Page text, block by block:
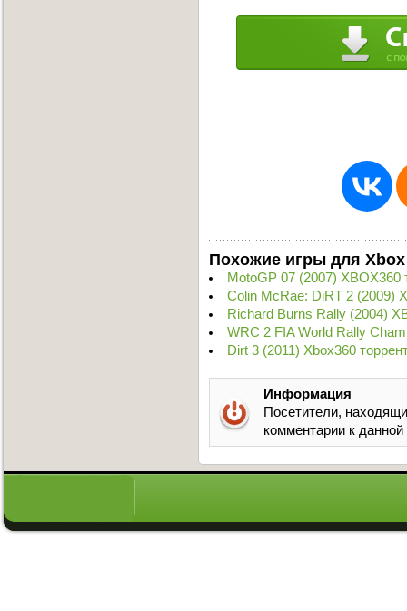
Похожие игры для Xbox
MotoGP 07 (2007) XBOX360
Colin McRae: DiRT 2 (2009)
Richard Burns Rally (2004)
WRC 2 FIA World Rally
Dirt 3 (2011) Xbox360
Информация
Посетители,
комментарии к